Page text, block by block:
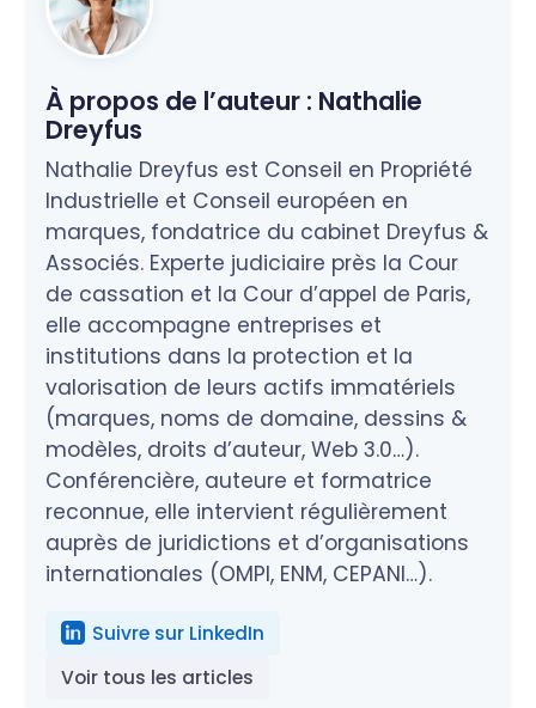
À propos de l’auteur : Nathalie
Dreyfus
Nathalie Dreyfus est Conseil en Propriété
Industrielle et Conseil européen en
marques, fondatrice du cabinet Dreyfus &
Associés. Experte judiciaire près la Cour
de cassation et la Cour d’appel de Paris,
elle accompagne entreprises et
institutions dans la protection et la
valorisation de leurs actifs immatériels
(marques, noms de domaine, dessins &
modèles, droits d’auteur, Web 3.0…).
Conférencière, auteure et formatrice
reconnue, elle intervient régulièrement
auprès de juridictions et d’organisations
internationales (OMPI, ENM, CEPANI…).
Suivre sur LinkedIn
Voir tous les articles